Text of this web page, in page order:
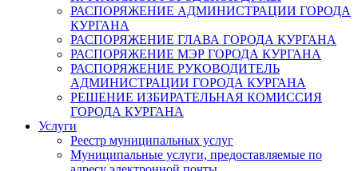
РАСПОРЯЖЕНИЕ АДМИНИСТРАЦИИ ГОРОДА
КУРГАНА
РАСПОРЯЖЕНИЕ ГЛАВА ГОРОДА КУРГАНА
РАСПОРЯЖЕНИЕ МЭР ГОРОДА КУРГАНА
РАСПОРЯЖЕНИЕ РУКОВОДИТЕЛЬ
АДМИНИСТРАЦИИ ГОРОДА КУРГАНА
РЕШЕНИЕ ИЗБИРАТЕЛЬНАЯ КОМИССИЯ
ГОРОДА КУРГАНА
Услуги
Реестр муниципальных услуг
Муниципальные услуги, предоставляемые по